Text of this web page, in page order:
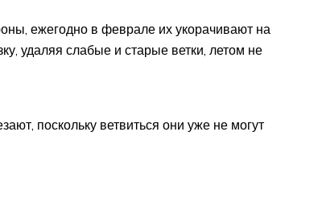
ежегодно в феврале их укорачивают на
удаляя слабые и старые ветки, летом не
поскольку ветвиться они уже не могут